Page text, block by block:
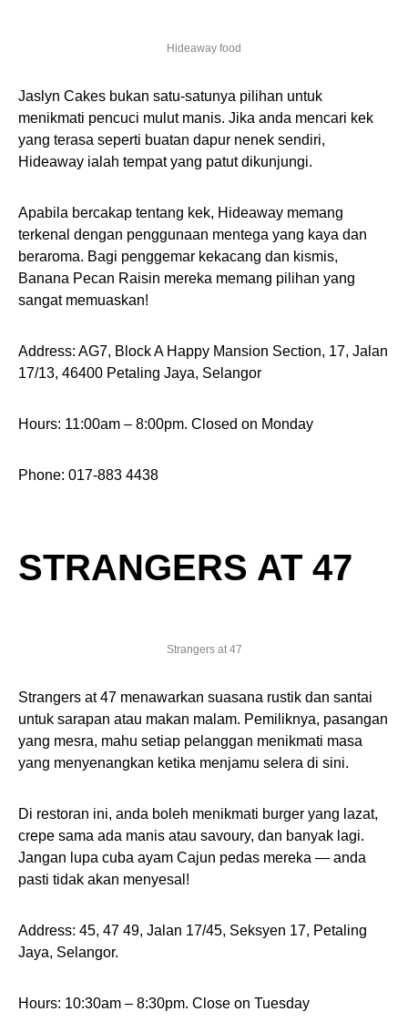
Hideaway food
Jaslyn Cakes bukan satu-satunya pilihan untuk
menikmati pencuci mulut manis. Jika anda mencari kek
yang terasa seperti buatan dapur nenek sendiri,
Hideaway ialah tempat yang patut dikunjungi.
Apabila bercakap tentang kek, Hideaway memang
terkenal dengan penggunaan mentega yang kaya dan
beraroma. Bagi penggemar kekacang dan kismis,
Banana Pecan Raisin mereka memang pilihan yang
sangat memuaskan!
Address: AG7, Block A Happy Mansion Section, 17, Jalan
17/13, 46400 Petaling Jaya, Selangor
Hours: 11:00am – 8:00pm. Closed on Monday
Phone: 017-883 4438
STRANGERS AT 47
Strangers at 47
Strangers at 47 menawarkan suasana rustik dan santai
untuk sarapan atau makan malam. Pemiliknya, pasangan
yang mesra, mahu setiap pelanggan menikmati masa
yang menyenangkan ketika menjamu selera di sini.
Di restoran ini, anda boleh menikmati burger yang lazat,
crepe sama ada manis atau savoury, dan banyak lagi.
Jangan lupa cuba ayam Cajun pedas mereka — anda
pasti tidak akan menyesal!
Address: 45, 47 49, Jalan 17/45, Seksyen 17, Petaling
Jaya, Selangor.
Hours: 10:30am – 8:30pm. Close on Tuesday